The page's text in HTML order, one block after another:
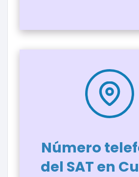
Número
del SAT en